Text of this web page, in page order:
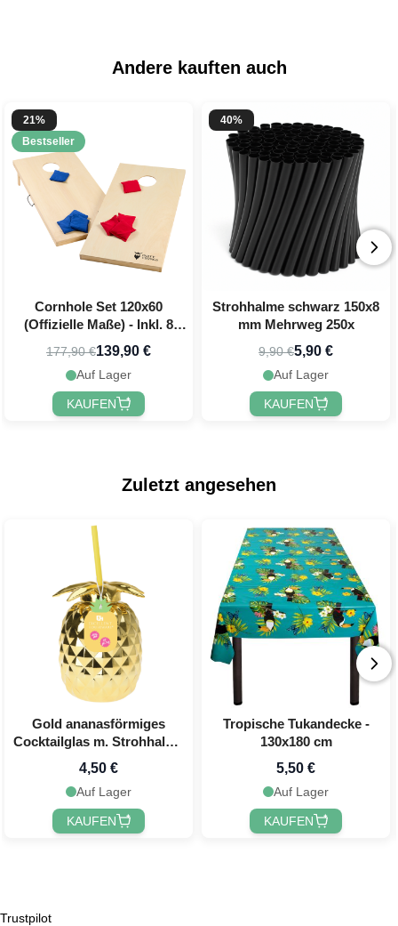
Andere kauften auch
21%
Bestseller
Cornhole Set 120x60
(Offizielle Maße) - Inkl. 8
Wurfbeutel PartyVikings
177,90 €139,90 €
Auf Lager
KAUFEN
40%
Strohhalme schwarz 150x8
mm Mehrweg 250x
9,90 €5,90 €
Auf Lager
KAUFEN
Zuletzt angesehen
Gold ananasförmiges
Cocktailglas m. Strohhalm -
750 ml
4,50 €
Auf Lager
KAUFEN
Tropische Tukandecke -
130x180 cm
5,50 €
Auf Lager
KAUFEN
Trustpilot